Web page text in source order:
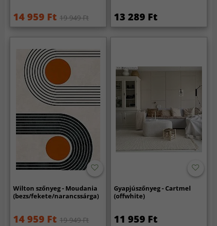
14 959 Ft 19 949 Ft 13 289 Ft
Wilton szőnyeg - Moudania
(bezs/fekete/narancssárga)
14 959 Ft 19 949 Ft
Gyapjúszőnyeg - Cartmel
(offwhite)
11 959 Ft